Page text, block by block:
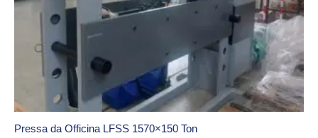
Pressa da Officina LFSS 1570×150 Ton